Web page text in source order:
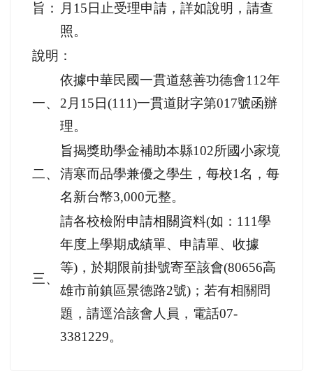
旨：
月15日止受理申請，詳如說明，請查
照。
說明：
一、
依據中華民國一貫道慈善功德會112年
2月15日(111)一貫道財字第017號函辦
理。
二、
旨揭獎助學金補助本縣102所國小家境
清寒而品學兼優之學生，每校1名，每
名新台幣3,000元整。
三、
請各校檢附申請相關資料(如：111學
年度上學期成績單、申請單、收據
等)，於期限前掛號寄至該會(80656高
雄市前鎮區景德路2號)；若有相關問
題，請逕洽該會人員，電話07-
3381229。